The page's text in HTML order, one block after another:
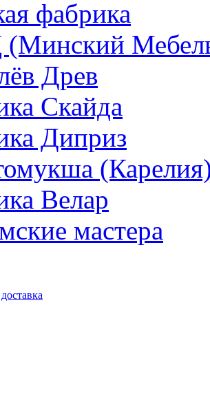
фабрика
Древ
Скайда
Диприз
Велар
мастера